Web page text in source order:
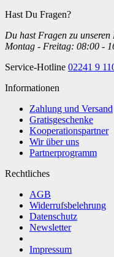
Hast Du Fragen?
Du hast Fragen zu
Montag - Freitag: 08:00 -
Service-Hotline 02241 9
Informationen
Zahlung und Versand
Gratisgeschenke
Kooperationspartner
Wir über uns
Partnerprogramm
Rechtliches
AGB
Widerrufsbelehrung
Datenschutz
Newsletter
Impressum